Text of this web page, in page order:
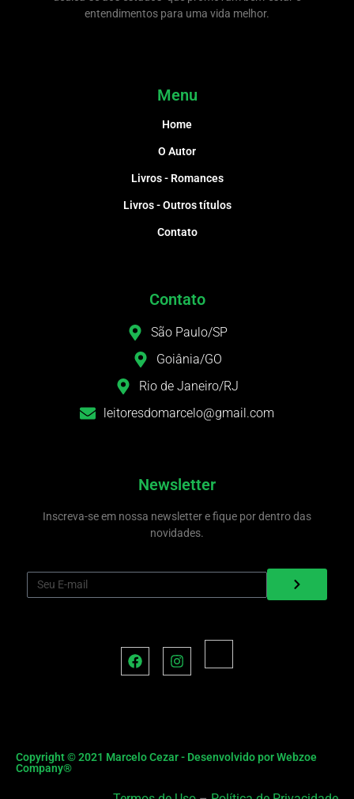
entendimentos para uma vida melhor.
Menu
Home
O Autor
Livros - Romances
Livros - Outros títulos
Contato
Contato
São Paulo/SP
Goiânia/GO
Rio de Janeiro/RJ
leitoresdomarcelo@gmail.com
Newsletter
Inscreva-se em nossa newsletter e fique por dentro das
novidades.
Copyright © 2021 Marcelo Cezar - Desenvolvido porWebzoe
Company®